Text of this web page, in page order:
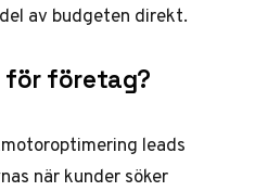
av budgeten direkt.
företag?
leads
när kunder söker